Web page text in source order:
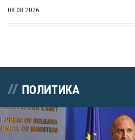
08.08.2026
ПОЛИТИКА